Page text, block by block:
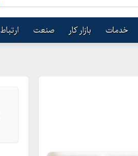
خدمات بازار کار صنعت ارتباط